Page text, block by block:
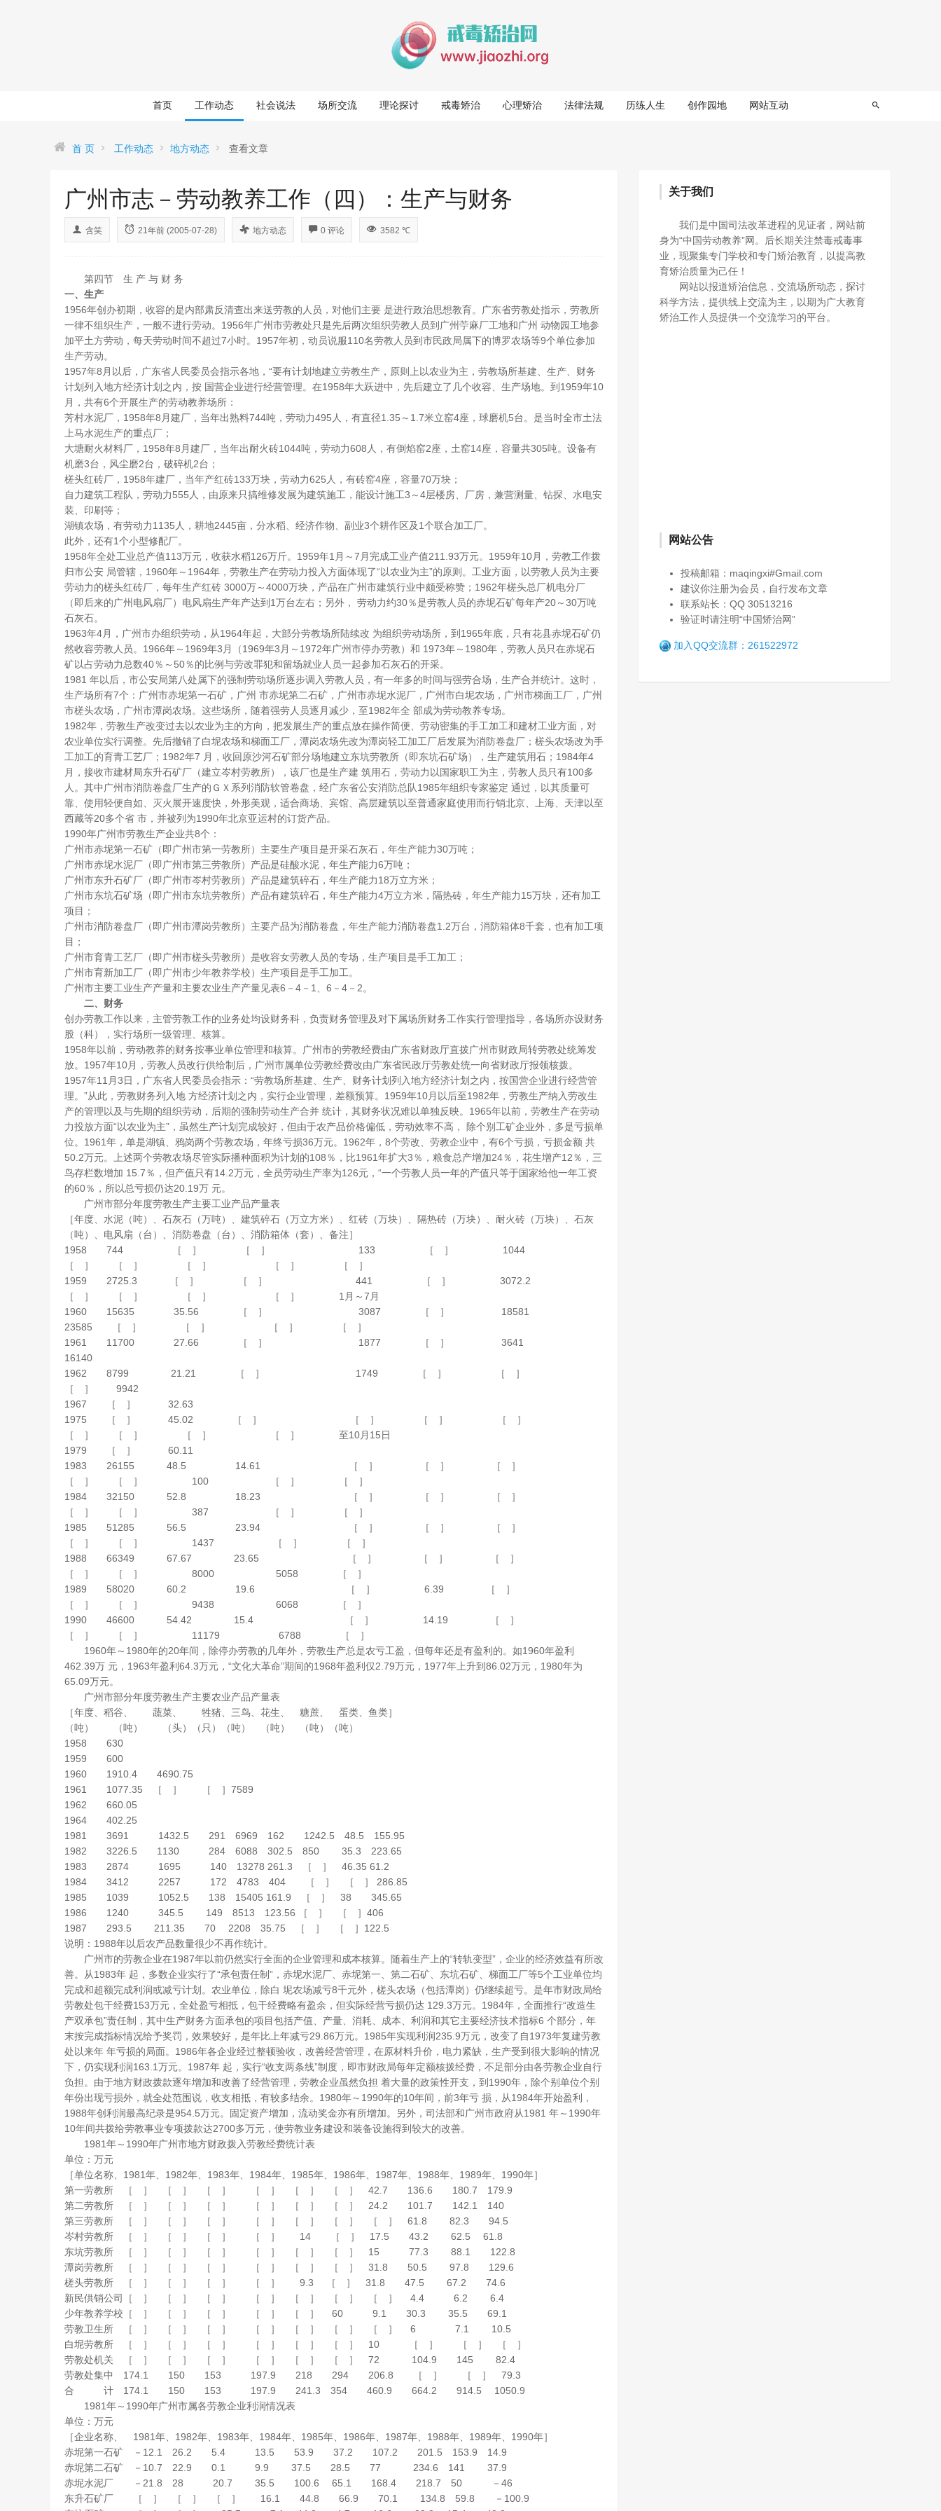
首页 工作动态 社会说法 场所交流 理论探讨 戒毒矫治 心理矫治 法律法规 历练人生 创作园地 网站互动
首 页 工作动态 地方动态 查看文章
广州市志－劳动教养工作（四）：生产与财务
含笑 21年前 (2005-07-28) 地方动态 0 评论 3582 ℃
第四节 生 产 与 财 务
一、生产
1956年创办初期，收容的是内部肃反清查出来送劳教的人员，对他们主要 是进行政治思想教育。广东省劳教处指示，劳教所
一律不组织生产，一般不进行劳动。1956年广州市劳教处只是先后两次组织劳教人员到广州苧麻厂工地和广州 动物园工地参
加平土方劳动，每天劳动时间不超过7小时。1957年初，动员说服110名劳教人员到市民政局属下的博罗农场等9个单位参加
生产劳动。
1957年8月以后，广东省人民委员会指示各地，“要有计划地建立劳教生产，原则上以农业为主，劳教场所基建、生产、财务
计划列入地方经济计划之内，按 国营企业进行经营管理。在1958年大跃进中，先后建立了几个收容、生产场地。到1959年10
月，共有6个开展生产的劳动教养场所：
芳村水泥厂，1958年8月建厂，当年出熟料744吨，劳动力495人，有直径1.35～1.7米立窑4座，球磨机5台。是当时全市土法
上马水泥生产的重点厂；
大塘耐火材料厂，1958年8月建厂，当年出耐火砖1044吨，劳动力608人，有倒焰窑2座，土窑14座，容量共305吨。设备有
机磨3台，风尘磨2台，破碎机2台；
槎头红砖厂，1958年建厂，当年产红砖133万块，劳动力625人，有砖窑4座，容量70万块；
自力建筑工程队，劳动力555人，由原来只搞维修发展为建筑施工，能设计施工3～4层楼房、厂房，兼营测量、钻探、水电安
装、印刷等；
湖镇农场，有劳动力1135人，耕地2445亩，分水稻、经济作物、副业3个耕作区及1个联合加工厂。
此外，还有1个小型修配厂。
1958年全处工业总产值113万元，收获水稻126万斤。1959年1月～7月完成工业产值211.93万元。1959年10月，劳教工作拨
归市公安 局管辖，1960年～1964年，劳教生产在劳动力投入方面体现了“以农业为主”的原则。工业方面，以劳教人员为主要
劳动力的槎头红砖厂，每年生产红砖 3000万～4000万块，产品在广州市建筑行业中颇受称赞；1962年槎头总厂机电分厂
（即后来的广州电风扇厂）电风扇生产年产达到1万台左右；另外， 劳动力约30％是劳教人员的赤坭石矿每年产20～30万吨
石灰石。
1963年4月，广州市办组织劳动，从1964年起，大部分劳教场所陆续改 为组织劳动场所，到1965年底，只有花县赤坭石矿仍
然收容劳教人员。1966年～1969年3月（1969年3月～1972年广州市停办劳教）和 1973年～1980年，劳教人员只在赤坭石
矿以占劳动力总数40％～50％的比例与劳改罪犯和留场就业人员一起参加石灰石的开采。
1981 年以后，市公安局第八处属下的强制劳动场所逐步调入劳教人员，有一年多的时间与强劳合场，生产合并统计。这时，
生产场所有7个：广州市赤坭第一石矿，广州 市赤坭第二石矿，广州市赤坭水泥厂，广州市白坭农场，广州市梯面工厂，广州
市槎头农场，广州市潭岗农场。这些场所，随着强劳人员逐月减少，至1982年全 部成为劳动教养专场。
1982年，劳教生产改变过去以农业为主的方向，把发展生产的重点放在操作简便、劳动密集的手工加工和建材工业方面，对
农业单位实行调整。先后撤销了白坭农场和梯面工厂，潭岗农场先改为潭岗轻工加工厂后发展为消防卷盘厂；槎头农场改为手
工加工的育青工艺厂；1982年7 月，收回原沙河石矿部分场地建立东坑劳教所（即东坑石矿场），生产建筑用石；1984年4
月，接收市建材局东升石矿厂（建立岑村劳教所），该厂也是生产建 筑用石，劳动力以国家职工为主，劳教人员只有100多
人。其中广州市消防卷盘厂生产的ＧＸ系列消防软管卷盘，经广东省公安消防总队1985年组织专家鉴定 通过，以其质量可
靠、使用轻便自如、灭火展开速度快，外形美观，适合商场、宾馆、高层建筑以至普通家庭使用而行销北京、上海、天津以至
西藏等20多个省 市，并被列为1990年北京亚运村的订货产品。
1990年广州市劳教生产企业共8个：
广州市赤坭第一石矿（即广州市第一劳教所）主要生产项目是开采石灰石，年生产能力30万吨；
广州市赤坭水泥厂（即广州市第三劳教所）产品是硅酸水泥，年生产能力6万吨；
广州市东升石矿厂（即广州市岑村劳教所）产品是建筑碎石，年生产能力18万立方米；
广州市东坑石矿场（即广州市东坑劳教所）产品有建筑碎石，年生产能力4万立方米，隔热砖，年生产能力15万块，还有加工
项目；
广州市消防卷盘厂（即广州市潭岗劳教所）主要产品为消防卷盘，年生产能力消防卷盘1.2万台，消防箱体8千套，也有加工项
目；
广州市育青工艺厂（即广州市槎头劳教所）是收容女劳教人员的专场，生产项目是手工加工；
广州市育新加工厂（即广州市少年教养学校）生产项目是手工加工。
广州市主要工业生产产量和主要农业生产产量见表6－4－1、6－4－2。
二、财务
创办劳教工作以来，主管劳教工作的业务处均设财务科，负责财务管理及对下属场所财务工作实行管理指导，各场所亦设财务
股（科），实行场所一级管理、核算。
1958年以前，劳动教养的财务按事业单位管理和核算。广州市的劳教经费由广东省财政厅直拨广州市财政局转劳教处统筹发
放。1957年10月，劳教人员改行供给制后，广州市属单位劳教经费改由广东省民政厅劳教处统一向省财政厅报领核拨。
1957年11月3日，广东省人民委员会指示：“劳教场所基建、生产、财务计划列入地方经济计划之内，按国营企业进行经营管
理。”从此，劳教财务列入地 方经济计划之内，实行企业管理，差额预算。1959年10月以后至1982年，劳教生产纳入劳改生
产的管理以及与先期的组织劳动，后期的强制劳动生产合并 统计，其财务状况难以单独反映。1965年以前，劳教生产在劳动
力投放方面“以农业为主”，虽然生产计划完成较好，但由于农产品价格偏低，劳动效率不高， 除个别工矿企业外，多是亏损单
位。1961年，单是湖镇、鸦岗两个劳教农场，年终亏损36万元。1962年，8个劳改、劳教企业中，有6个亏损，亏损金额 共
50.2万元。上述两个劳教农场尽管实际播种面积为计划的108％，比1961年扩大3％，粮食总产增加24％，花生增产12％，三
鸟存栏数增加 15.7％，但产值只有14.2万元，全员劳动生产率为126元，“一个劳教人员一年的产值只等于国家给他一年工资
的60％，所以总亏损仍达20.19万 元。
广州市部分年度劳教生产主要工业产品产量表
［年度、水泥（吨）、石灰石（万吨）、建筑碎石（万立方米）、红砖（万块）、隔热砖（万块）、耐火砖（万块）、石灰
（吨）、电风扇（台）、消防卷盘（台）、消防箱体（套）、备注］
1958 744 ［ ］ ［ ］ 133 ［ ］ 1044
［ ］ ［ ］ ［ ］ ［ ］ ［ ］
1959 2725.3 ［ ］ ［ ］ 441 ［ ］ 3072.2
［ ］ ［ ］ ［ ］ ［ ］ 1月～7月
1960 15635 35.56 ［ ］ 3087 ［ ］ 18581
23585 ［ ］ ［ ］ ［ ］ ［ ］
1961 11700 27.66 ［ ］ 1877 ［ ］ 3641
16140
1962 8799 21.21 ［ ］ 1749 ［ ］ ［ ］
［ ］ 9942
1967 ［ ］ 32.63
1975 ［ ］ 45.02 ［ ］ ［ ］ ［ ］ ［ ］
［ ］ ［ ］ ［ ］ ［ ］ 至10月15日
1979 ［ ］ 60.11
1983 26155 48.5 14.61 ［ ］ ［ ］ ［ ］
［ ］ ［ ］ 100 ［ ］ ［ ］
1984 32150 52.8 18.23 ［ ］ ［ ］ ［ ］
［ ］ ［ ］ 387 ［ ］ ［ ］
1985 51285 56.5 23.94 ［ ］ ［ ］ ［ ］
［ ］ ［ ］ 1437 ［ ］ ［ ］
1988 66349 67.67 23.65 ［ ］ ［ ］ ［ ］
［ ］ ［ ］ 8000 5058 ［ ］
1989 58020 60.2 19.6 ［ ］ 6.39 ［ ］
［ ］ ［ ］ 9438 6068 ［ ］
1990 46600 54.42 15.4 ［ ］ 14.19 ［ ］
［ ］ ［ ］ 11179 6788 ［ ］
1960年～1980年的20年间，除停办劳教的几年外，劳教生产总是农亏工盈，但每年还是有盈利的。如1960年盈利
462.39万 元，1963年盈利64.3万元，“文化大革命”期间的1968年盈利仅2.79万元，1977年上升到86.02万元，1980年为
65.09万元。
广州市部分年度劳教生产主要农业产品产量表
［年度、稻谷、 蔬菜、 牲猪、三鸟、花生、 糖蔗、 蛋类、鱼类］
（吨） （吨） （头）（只）（吨） （吨） （吨）（吨）
1958 630
1959 600
1960 1910.4 4690.75
1961 1077.35 ［ ］ ［ ］7589
1962 660.05
1964 402.25
1981 3691 1432.5 291 6969 162 1242.5 48.5 155.95
1982 3226.5 1130 284 6088 302.5 850 35.3 223.65
1983 2874 1695 140 13278 261.3 ［ ］ 46.35 61.2
1984 3412 2257 172 4783 404 ［ ］ ［ ］ 286.85
1985 1039 1052.5 138 15405 161.9 ［ ］ 38 345.65
1986 1240 345.5 149 8513 123.56 ［ ］ ［ ］406
1987 293.5 211.35 70 2208 35.75 ［ ］ ［ ］122.5
说明：1988年以后农产品数量很少不再作统计。
广州市的劳教企业在1987年以前仍然实行全面的企业管理和成本核算。随着生产上的“转轨变型”，企业的经济效益有所改
善。从1983年 起，多数企业实行了“承包责任制”，赤坭水泥厂、赤坭第一、第二石矿、东坑石矿、梯面工厂等5个工业单位均
完成和超额完成利润或减亏计划。农业单位，除白 坭农场减亏8千元外，槎头农场（包括潭岗）仍继续超亏。是年市财政局给
劳教处包干经费153万元，全处盈亏相抵，包干经费略有盈余，但实际经营亏损仍达 129.3万元。1984年，全面推行“改造生
产双承包”责任制，其中生产财务方面承包的项目包括产值、产量、消耗、成本、利润和其它主要经济技术指标6 个部分，年
末按完成指标情况给予奖罚，效果较好，是年比上年减亏29.86万元。1985年实现利润235.9万元，改变了自1973年复建劳教
处以来年 年亏损的局面。1986年各企业经过整顿验收，改善经营管理，在原材料升价，电力紧缺，生产受到很大影响的情况
下，仍实现利润163.1万元。1987年 起，实行“收支两条线”制度，即市财政局每年定额核拨经费，不足部分由各劳教企业自行
负担。由于地方财政拨款逐年增加和改善了经营管理，劳教企业虽然负担 着大量的政策性开支，到1990年，除个别单位个别
年份出现亏损外，就全处范围说，收支相抵，有较多结余。1980年～1990年的10年间，前3年亏 损，从1984年开始盈利，
1988年创利润最高纪录是954.5万元。固定资产增加，流动奖金亦有所增加。另外，司法部和广州市政府从1981 年～1990年
10年间共拨给劳教事业专项拨款达2700多万元，使劳教业务建设和装备设施得到较大的改善。
1981年～1990年广州市地方财政拨入劳教经费统计表
单位：万元
［单位名称、1981年、1982年、1983年、1984年、1985年、1986年、1987年、1988年、1989年、1990年］
第一劳教所 ［ ］ ［ ］ ［ ］ ［ ］ ［ ］ ［ ］ 42.7 136.6 180.7 179.9
第二劳教所 ［ ］ ［ ］ ［ ］ ［ ］ ［ ］ ［ ］ 24.2 101.7 142.1 140
第三劳教所 ［ ］ ［ ］ ［ ］ ［ ］ ［ ］ ［ ］ ［ ］ 61.8 82.3 94.5
岑村劳教所 ［ ］ ［ ］ ［ ］ ［ ］ 14 ［ ］ 17.5 43.2 62.5 61.8
东坑劳教所 ［ ］ ［ ］ ［ ］ ［ ］ ［ ］ ［ ］ 15 77.3 88.1 122.8
潭岗劳教所 ［ ］ ［ ］ ［ ］ ［ ］ ［ ］ ［ ］ 31.8 50.5 97.8 129.6
槎头劳教所 ［ ］ ［ ］ ［ ］ ［ ］ 9.3 ［ ］ 31.8 47.5 67.2 74.6
新民供销公司［ ］ ［ ］ ［ ］ ［ ］ ［ ］ ［ ］ ［ ］ 4.4 6.2 6.4
少年教养学校［ ］ ［ ］ ［ ］ ［ ］ ［ ］ 60 9.1 30.3 35.5 69.1
劳教卫生所 ［ ］ ［ ］ ［ ］ ［ ］ ［ ］ ［ ］ ［ ］ 6 7.1 10.5
白坭劳教所 ［ ］ ［ ］ ［ ］ ［ ］ ［ ］ ［ ］ 10 ［ ］ ［ ］ ［ ］
劳教处机关 ［ ］ ［ ］ ［ ］ ［ ］ ［ ］ ［ ］ 72 104.9 145 82.4
劳教处集中 174.1 150 153 197.9 218 294 206.8 ［ ］ ［ ］ 79.3
合 计 174.1 150 153 197.9 241.3 354 460.9 664.2 914.5 1050.9
1981年～1990年广州市属各劳教企业利润情况表
单位：万元
［企业名称、 1981年、1982年、1983年、1984年、1985年、1986年、1987年、1988年、1989年、1990年］
赤坭第一石矿 －12.1 26.2 5.4 13.5 53.9 37.2 107.2 201.5 153.9 14.9
赤坭第二石矿 －10.7 22.9 0.1 9.9 37.5 28.5 77 234.6 141 37.9
赤坭水泥厂 －21.8 28 20.7 35.5 100.6 65.1 168.4 218.7 50 －46
东升石矿厂 ［ ］ ［ ］ ［ ］ 16.1 44.8 66.9 70.1 134.8 59.8 －100.9
关于我们
我们是中国司法改革进程的见证者，网站前
身为“中国劳动教养”网。后长期关注禁毒戒毒事
业，现聚集专门学校和专门矫治教育，以提高教
育矫治质量为己任！
网站以报道矫治信息，交流场所动态，探讨
科学方法，提供线上交流为主，以期为广大教育
矫治工作人员提供一个交流学习的平台。
网站公告
投稿邮箱：maqingxi#Gmail.com
建议你注册为会员，自行发布文章
联系站长：QQ 30513216
验证时请注明“中国矫治网”
加入QQ交流群：261522972